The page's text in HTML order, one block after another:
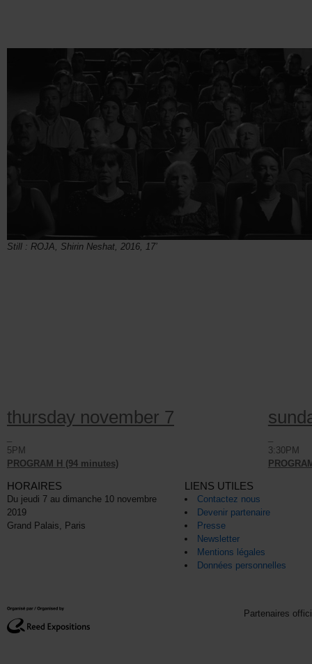
Still : ROJA, Shirin Neshat, 2016, 17’
thursday november 7
5PM
PROGRAM H (94 minutes)
3:30PM
HORAIRES
Du jeudi 7 au dimanche 10 novembre
2019
Grand Palais, Paris
LIENS UTILES
Contactez nous
Devenir partenaire
Presse
Newsletter
Mentions légales
Données personnelles
Partenaires